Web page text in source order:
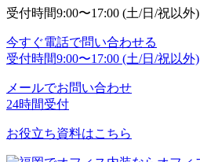
受付時間9:00〜17:00 (土/日/祝以外)
今すぐ電話で問い合わせる
受付時間9:00〜17:00 (土/日/祝以外)
メールでお問い合わせ
24時間受付
お役立ち資料はこちら